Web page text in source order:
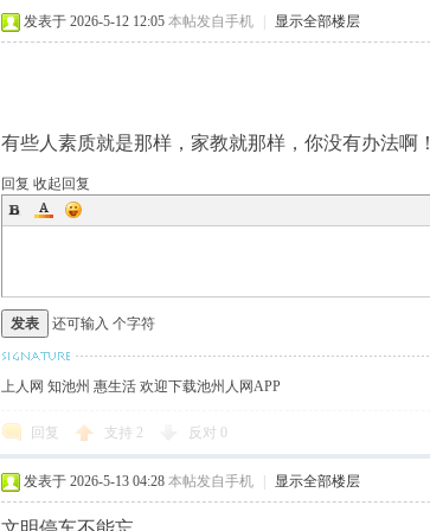
发表于 2026-5-12 12:05 本帖发自手机 显示全部楼层
有些人素质就是那样，家教就那样，你没有办法啊！
回复 收起回复
发表 还可输入 个字符
上人网 知池州 惠生活 欢迎下载池州人网APP
回复 支持 2 反对 0
发表于 2026-5-13 04:28 本帖发自手机 显示全部楼层